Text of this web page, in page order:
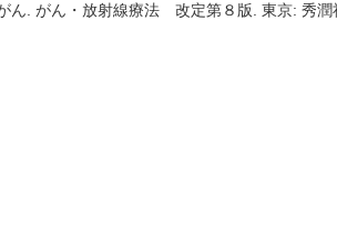
ん. がん・放射線療法 改定第８版. 東京: 秀